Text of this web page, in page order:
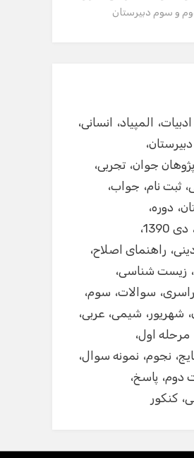
و سوم دبیرستان
ادبیات المپیاد
انسانی
دبیرستان
جوان تجربی
ثبت نام جواب
دوره
دی 1390
راهنمای اصلاح
زیست شناسی
سوالات سوم
شهریور شیمی عربی
مرحله اول
نجوم نمونه سوال
دوم پاسخ
کنکور